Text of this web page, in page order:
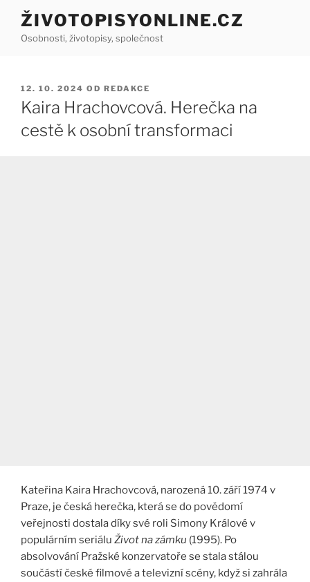
Přejít
obsahu
ŽIVOTOPISYONLINE.CZ
Osobnosti, životopisy, společnost
PUBLIKOVÁNO
12. 10. 2024 OD REDAKCE
Kaira Hrachovcová. Herečka na
cestě k osobní transformaci
Kateřina Kaira Hrachovcová, narozená 10. září 1974 v
Praze, je česká herečka, která se do povědomí
veřejnosti dostala díky své roli Simony Králové v
populárním seriálu Život na zámku (1995). Po
absolvování Pražské konzervatoře se stala stálou
součástí české filmové a televizní scény, když si zahrála